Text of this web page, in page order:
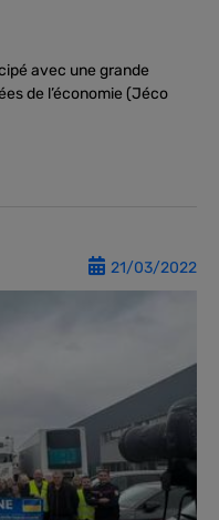
avec une grande
de l’économie (Jéco
21/03/2022